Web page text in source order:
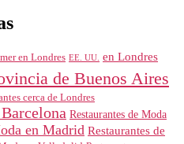
en Londres EE. UU. en Londres
de Buenos Aires
cerca de Londres
Restaurantes de Moda
en Madrid Restaurantes de